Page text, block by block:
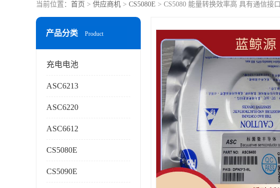
当前位置： 首页 > 供应商机 > CS5080E > CS5080 能量转换效率高 具有通信接口
产品分类 Product
充电电池
ASC6213
ASC6220
ASC6612
CS5080E
CS5090E